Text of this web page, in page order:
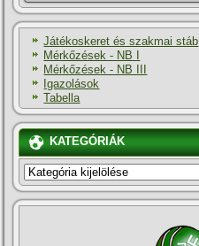
Játékoskeret és szakmai stáb
Mérkőzések - NB I
Mérkőzések - NB III
Igazolások
Tabella
KATEGÓRIÁK
KATEGÓRIÁK